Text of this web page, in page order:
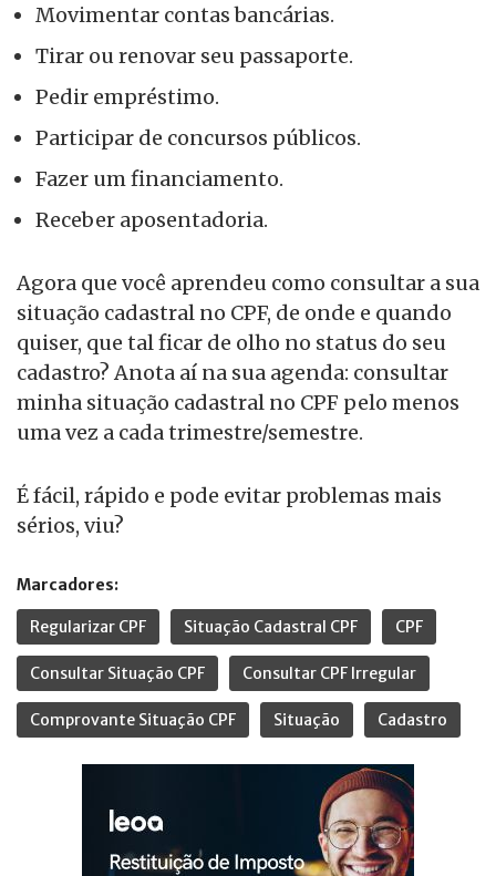
Movimentar contas bancárias.
Tirar ou renovar seu passaporte.
Pedir empréstimo.
Participar de concursos públicos.
Fazer um financiamento.
Receber aposentadoria.
Agora que você aprendeu como consultar a sua
situação cadastral no CPF, de onde e quando
quiser, que tal ficar de olho no status do seu
cadastro? Anota aí na sua agenda: consultar
minha situação cadastral no CPF pelo menos
uma vez a cada trimestre/semestre.
É fácil, rápido e pode evitar problemas mais
sérios, viu?
Marcadores:
Regularizar CPF Situação Cadastral CPF CPF
Consultar Situação CPF Consultar CPF Irregular
Comprovante Situação CPF Situação Cadastro